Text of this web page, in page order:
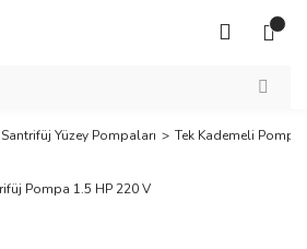
Santrifüj Yüzey Pompaları Tek Kademeli